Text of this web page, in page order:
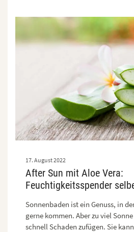
After Sun mit Aloe Vera:
Feuchtigkeitsspender
17. August 2022
Sonnenbaden ist ein Genuss, in
gerne kommen. Aber zu viel
schnell Schaden zufügen. Sie